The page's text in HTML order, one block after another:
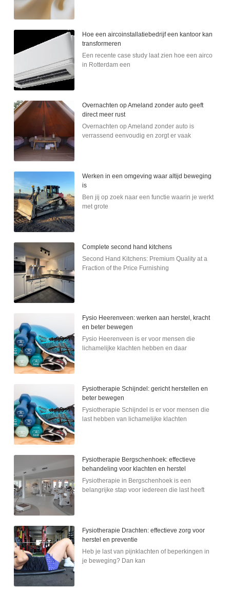
Hoe een aircoinstallatiebedrijf een kantoor kan
transformeren
Een recente case study laat zien hoe een airco
in Rotterdam een
Overnachten op Ameland zonder auto geeft
direct meer rust
Overnachten op Ameland zonder auto is
verrassend eenvoudig en zorgt er vaak
Werken in een omgeving waar altijd beweging
is
Ben jij op zoek naar een functie waarin je werkt
met grote
Complete second hand kitchens
Second Hand Kitchens: Premium Quality at a
Fraction of the Price Furnishing
Fysio Heerenveen: werken aan herstel, kracht
en beter bewegen
Fysio Heerenveen is er voor mensen die
lichamelijke klachten hebben en daar
Fysiotherapie Schijndel: gericht herstellen en
beter bewegen
Fysiotherapie Schijndel is er voor mensen die
last hebben van lichamelijke klachten
Fysiotherapie Bergschenhoek: effectieve
behandeling voor klachten en herstel
Fysiotherapie in Bergschenhoek is een
belangrijke stap voor iedereen die last heeft
Fysiotherapie Drachten: effectieve zorg voor
herstel en preventie
Heb je last van pijnklachten of beperkingen in
je beweging? Dan kan